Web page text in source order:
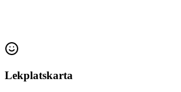
Lekplatskarta